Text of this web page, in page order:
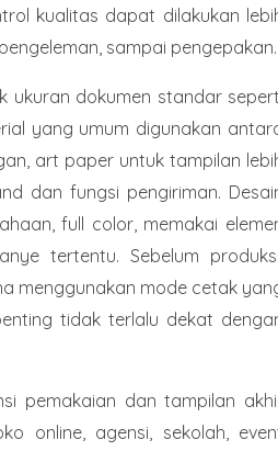
kualitas dapat dilakukan
sampai pengepakan.
ukuran dokumen standar
yang umum digunakan
art paper untuk tampilan
dan fungsi pengiriman.
full color, memakai
tertentu. Sebelum produksi,
menggunakan mode cetak
tidak terlalu dekat
pemakaian dan tampilan
online, agensi, sekolah,